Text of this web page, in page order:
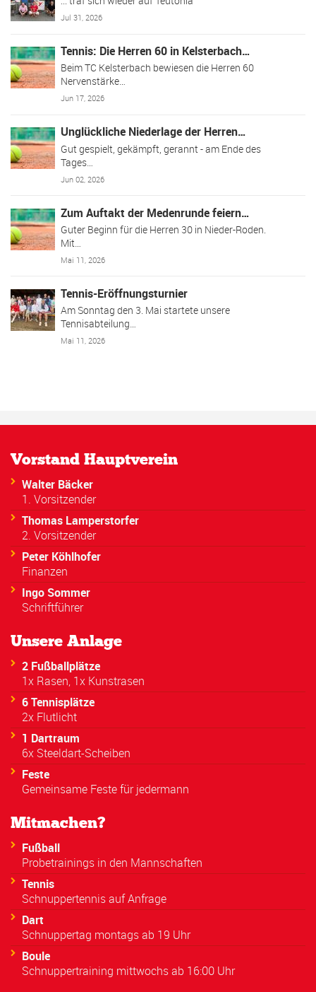
Jul 31, 2026
Tennis: Die Herren 60 in Kelsterbach…
Beim TC Kelsterbach bewiesen die Herren 60
Nervenstärke…
Jun 17, 2026
Unglückliche Niederlage der Herren…
Gut gespielt, gekämpft, gerannt - am Ende des
Tages…
Jun 02, 2026
Zum Auftakt der Medenrunde feiern…
Guter Beginn für die Herren 30 in Nieder-Roden.
Mit…
Mai 11, 2026
Tennis-Eröffnungsturnier
Am Sonntag den 3. Mai startete unsere
Tennisabteilung…
Mai 11, 2026
Vorstand Hauptverein
Walter Bäcker
1. Vorsitzender
Thomas Lamperstorfer
2. Vorsitzender
Peter Köhlhofer
Finanzen
Ingo Sommer
Schriftführer
Unsere Anlage
2 Fußballplätze
1x Rasen, 1x Kunstrasen
6 Tennisplätze
2x Flutlicht
1 Dartraum
6x Steeldart-Scheiben
Feste
Gemeinsame Feste für jedermann
Mitmachen?
Fußball
Probetrainings in den Mannschaften
Tennis
Schnuppertennis auf Anfrage
Dart
Schnuppertag montags ab 19 Uhr
Boule
Schnuppertraining mittwochs ab 16:00 Uhr